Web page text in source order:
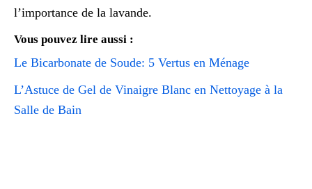
l’importance de la lavande.
Vous pouvez lire aussi :
Le Bicarbonate de Soude: 5 Vertus en Ménage
L’Astuce de Gel de Vinaigre Blanc en Nettoyage à la
Salle de Bain